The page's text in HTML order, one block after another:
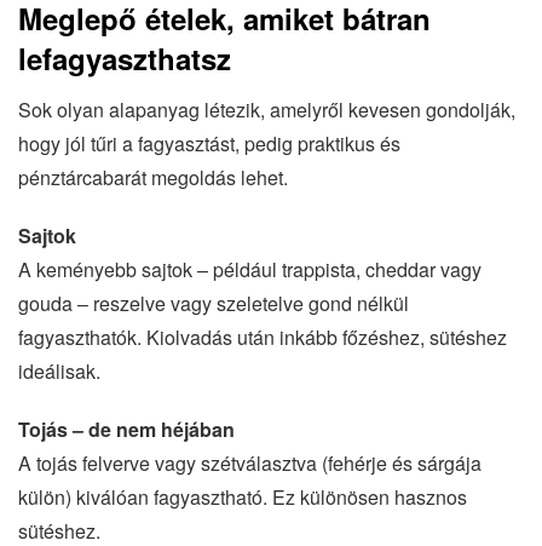
Meglepő ételek, amiket bátran
lefagyaszthatsz
Sok olyan alapanyag létezik, amelyről kevesen gondolják,
hogy jól tűri a fagyasztást, pedig praktikus és
pénztárcabarát megoldás lehet.
Sajtok
A keményebb sajtok – például trappista, cheddar vagy
gouda – reszelve vagy szeletelve gond nélkül
fagyaszthatók. Kiolvadás után inkább főzéshez, sütéshez
ideálisak.
Tojás – de nem héjában
A tojás felverve vagy szétválasztva (fehérje és sárgája
külön) kiválóan fagyasztható. Ez különösen hasznos
sütéshez.